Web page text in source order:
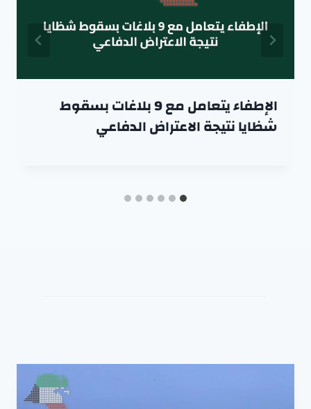
الإطفاء يتعامل مع 9 بلاغات بسقوط
شظايا نتيجة الاعتراض الدفاعي